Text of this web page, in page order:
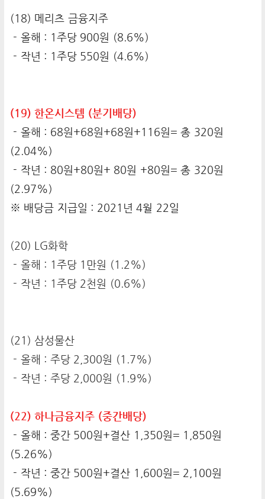
(18) 메리츠 금융지주
- 올해 : 1주당 900원 (8.6%)
- 작년 : 1주당 550원 (4.6%)
(19) 한온시스템 (분기배당)
- 올해 : 68원+68원+68원+116원= 총 320원
(2.04%)
- 작년 : 80원+80원+ 80원 +80원= 총 320원
(2.97%)
※ 배당금 지급일 : 2021년 4월 22일
(20) LG화학
- 올해 : 1주당 1만원 (1.2%)
- 작년 : 1주당 2천원 (0.6%)
(21) 삼성물산
- 올해 : 주당 2,300원 (1.7%)
- 작년 : 주당 2,000원 (1.9%)
(22) 하나금융지주 (중간배당)
- 올해 : 중간 500원+결산 1,350원= 1,850원
(5.26%)
- 작년 : 중간 500원+결산 1,600원= 2,100원
(5.69%)